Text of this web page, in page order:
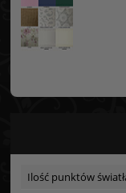
Ilość punktów